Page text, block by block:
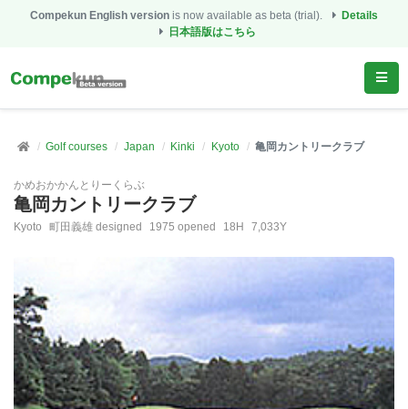
Compekun English version is now available as beta (trial).
Details
日本語版はこちら
Golf courses Japan Kinki Kyoto 亀岡カントリークラブ
かめおかかんとりーくらぶ
亀岡カントリークラブ
Kyoto 町田義雄 designed 1975 opened 18H 7,033Y